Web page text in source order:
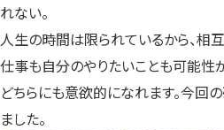
れない。
人生の時間は限られているから、相
仕事も自分のやりたいことも可能性
どちらにも意欲的になれます。今回
ました。